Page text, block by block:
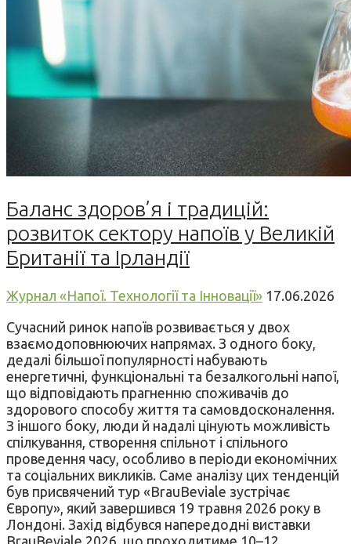
Баланс здоров’я і традицій:
розвиток сектору напоїв у Великій
Британії та Ірландії
Журнал «Напої. Технології та Інновації» 17.06.2026
Сучасний ринок напоїв розвивається у двох
взаємодоповнюючих напрямах. З одного боку,
дедалі більшої популярності набувають
енергетичні, функціональні та безалкогольні напої,
що відповідають прагненню споживачів до
здорового способу життя та самовдосконалення.
З іншого боку, люди й надалі цінують можливість
спілкування, створення спільнот і спільного
проведення часу, особливо в періоди економічних
та соціальних викликів. Саме аналізу цих тенденцій
був присвячений тур «BrauBeviale зустрічає
Європу», який завершився 19 травня 2026 року в
Лондоні. Захід відбувся напередодні виставки
BrauBeviale 2026, що проходитиме 10–12